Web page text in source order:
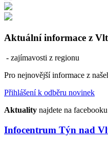
Aktuální informace z
- zajímavosti z regionu
Pro nejnovější informace z
Přihlášení k odběru novinek
Aktuality najdete na facebooku
Infocentrum Týn nad